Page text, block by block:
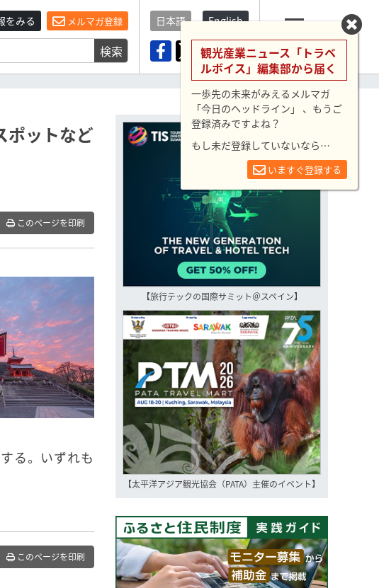
をみる メルマガ登録
検索
日本語 English
メニュー
ポットなど
このページを印刷
る。いずれも
このページを印刷
【旅行テックの国際サミット＠スペイン】
【太平洋アジア観光協会（PATA）主催のイベント】
観光産業ニュース「トラベ
ルボイス」編集部から届く
一歩先の未来がみえるメルマガ
「今日のヘッドライン」 、もうご
登録済みですよね？
もし未だ登録していないなら…
いますぐ登録する